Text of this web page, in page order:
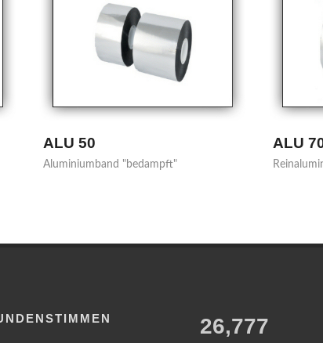
ALU 70
Reinaluminiumband
PBF
Profi
30,314